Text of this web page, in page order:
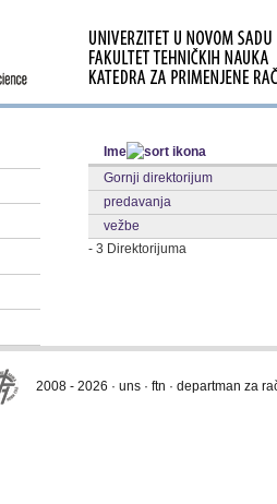
Ime
Gornji direktorijum
predavanja
vežbe
- 3 Direktorijuma
2008 - 2026 · uns · ftn · departman za